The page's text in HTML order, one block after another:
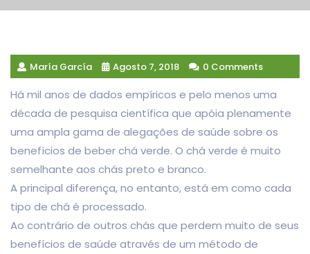
María García Agosto 7, 2018 0 Comments
Há mil anos de dados empíricos e pelo menos uma
década de pesquisa científica que apóia plenamente
uma ampla gama de alegações de saúde sobre os
benefícios de beber chá verde. O chá verde é muito
semelhante aos chás preto e branco.
A principal diferença, no entanto, está em como cada
tipo de chá é processado.
Ao contrário de outros chás que perdem muito de seus
benefícios de saúde através de um método de